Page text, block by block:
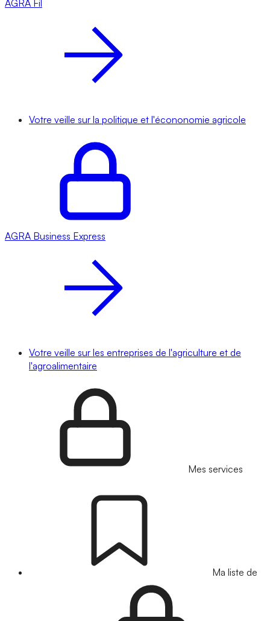
AGRA Fil
Votre veille sur la politique et l'écononomie agricole
AGRA Business Express
Votre veille sur les entreprises de l'agriculture et de
l'agroalimentaire
Mes services
Ma liste de